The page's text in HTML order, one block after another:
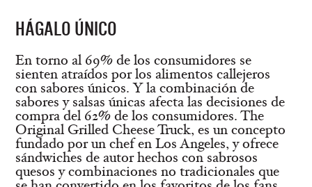
HÁGALO ÚNICO
En torno al 69% de los consumidores se
sienten atraídos por los alimentos callejeros
con sabores únicos. Y la combinación de
sabores y salsas únicas afecta las decisiones de
compra del 62% de los consumidores. The
Original Grilled Cheese Truck, es un concepto
fundado por un chef en Los Angeles, y ofrece
sándwiches de autor hechos con sabrosos
quesos y combinaciones no tradicionales que